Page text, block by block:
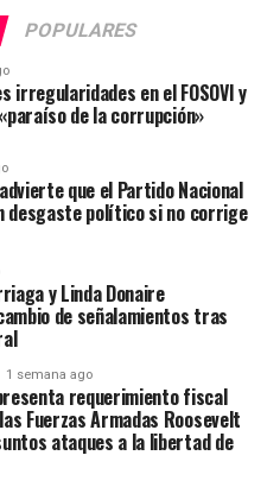
POPULARES
irregularidades en el FOSOVI y
de la corrupción»
que el Partido Nacional
político si no corrige
y Linda Donaire
de señalamientos tras
1 semana ago
requerimiento fiscal
Fuerzas Armadas Roosevelt
ataques a la libertad de